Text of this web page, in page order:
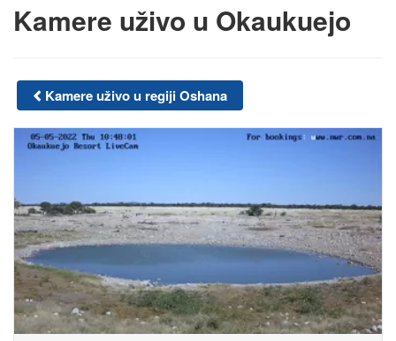
Kamere uživo u Okaukuejo
Kamere uživo u regiji Oshana